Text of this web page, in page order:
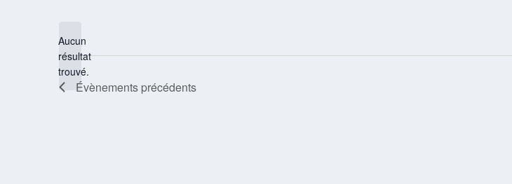
Notice
Aucun
résultat
trouvé.
Évènements précédents